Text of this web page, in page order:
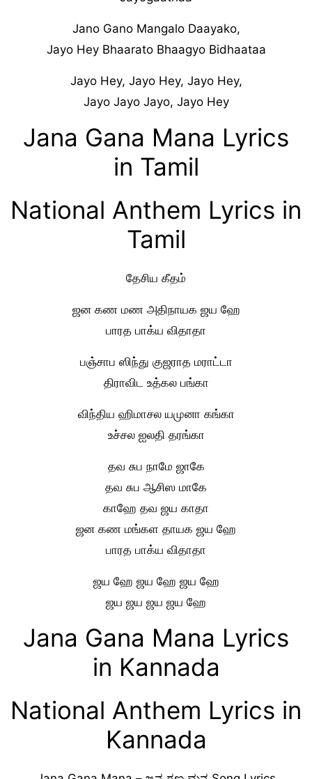
Jano Gano Mangalo Daayako,
Jayo Hey Bhaarato Bhaagyo Bidhaataa
Jayo Hey, Jayo Hey, Jayo Hey,
Jayo Jayo Jayo, Jayo Hey
Jana Gana Mana Lyrics
in Tamil
National Anthem Lyrics in
Tamil
தேசிய கீதம்
ஜன கண மண அதிநாயக ஜய ஹே
பாரத பாக்ய விதாதா
பஞ்சாப ஸிந்து குஜராத மராட்டா
திராவிட உத்கல பங்கா
விந்திய ஹிமாசல யமுனா கங்கா
உச்சல ஐலதி தரங்கா
தவ சுப நாமே ஜாகே
தவ சுப ஆசிஸ மாகே
காஹே தவ ஜய காதா
ஜன கண மங்கள தாயக ஜய ஹே
பாரத பாக்ய விதாதா
ஜய ஹே ஜய ஹே ஜய ஹே
ஜய ஜய ஜய ஜய ஹே
Jana Gana Mana Lyrics
in Kannada
National Anthem Lyrics in
Kannada